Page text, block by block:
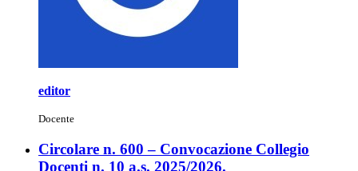
editor
Docente
Circolare n. 600 – Convocazione Collegio
Docenti n. 10 a.s. 2025/2026.